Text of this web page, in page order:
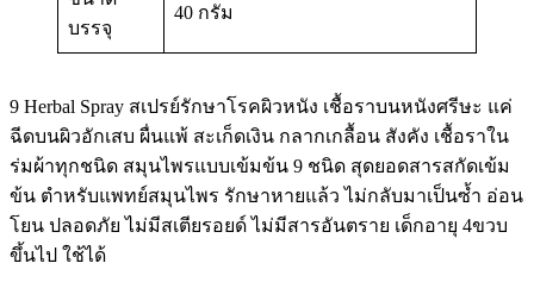
บรรจุ
40 กรัม
9 Herbal Spray สเปรย์รักษาโรคผิวหนัง เชื้อราบนหนังศรีษะ แค่
ฉีดบนผิวอักเสบ ผื่นแพ้ สะเก็ดเงิน กลากเกลื้อน สังคัง เชื้อราใน
ร่มผ้าทุกชนิด สมุนไพรแบบเข้มข้น 9 ชนิด สุดยอดสารสกัดเข้ม
ข้น ตำหรับแพทย์สมุนไพร รักษาหายแล้ว ไม่กลับมาเป็นซ้ำ อ่อน
โยน ปลอดภัย ไม่มีสเตียรอยด์ ไม่มีสารอันตราย เด็กอายุ 4ขวบ
ขึ้นไป ใช้ได้